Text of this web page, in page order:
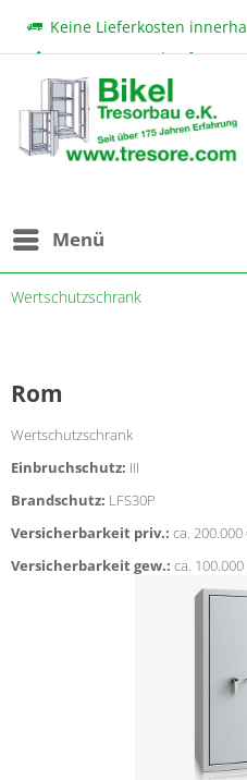
Keine Lieferkosten
Beratung & Verkauf:+49
bikel@tresore.com
Günstige Preise
Menü
Wertschutzschrank
Rom
Wertschutzschrank
Einbruchschutz: III
Brandschutz: LFS30P
Versicherbarkeit priv.: ca. 200.000
Versicherbarkeit gew.: ca. 100.000